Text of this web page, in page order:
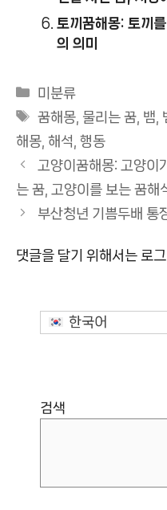
토끼꿈해몽: 토끼
의 의미
카
테
리
미분류
태
그
꿈해몽 물리는 꿈 뱀
해몽 해석 행동
고양이꿈해몽: 고양이
는 꿈, 고양이를 보는 꿈해
부산청년 기쁨두배
댓글을 달기 위해서는 로
한국어
검색